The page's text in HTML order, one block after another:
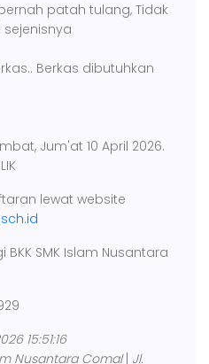
patah tulang, Tidak
Berkas dibutuhkan
Jum'at 10 April 2026.
lewat website
SMK Islam Nusantara
15:51:16
Nusantara Comal| Jl.